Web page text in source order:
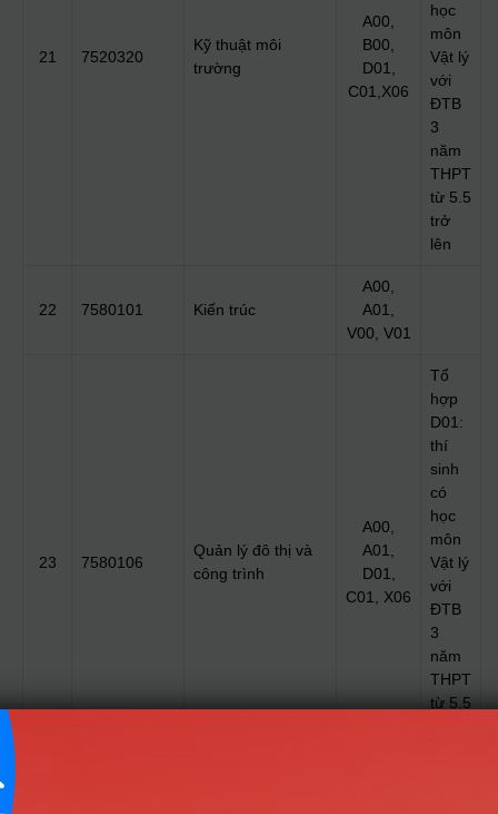
21 7520320
Kỹ thuật môi
trường
A00,
B00,
D01,
C01,X06
học
môn
Vật lý
với
ĐTB
3
năm
THPT
từ 5.5
trở
lên
22 7580101 Kiến trúc
A00,
A01,
V00, V01
23 7580106
Quản lý đô thị và
công trình
A00,
A01,
D01,
C01, X06
Tổ
hợp
D01:
thí
sinh
có
học
môn
Vật lý
với
ĐTB
3
năm
THPT
từ 5.5